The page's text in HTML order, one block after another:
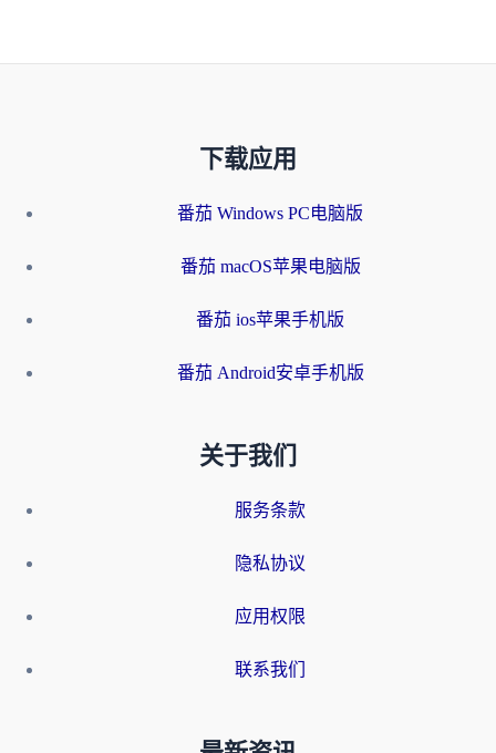
下载应用
番茄 Windows PC电脑版
番茄 macOS苹果电脑版
番茄 ios苹果手机版
番茄 Android安卓手机版
关于我们
服务条款
隐私协议
应用权限
联系我们